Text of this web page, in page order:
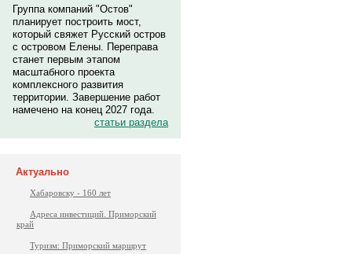
Группа компаний "Остов"
планирует построить мост,
который свяжет Русский остров
с островом Елены. Переправа
станет первым этапом
масштабного проекта
комплексного развития
территории. Завершение работ
намечено на конец 2027 года.
статьи раздела
Актуально
Хабаровску - 160 лет
Адреса инвестиций. Приморский
край
Туризм: Приморский маршрут